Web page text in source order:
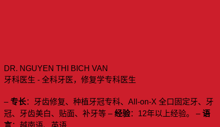
DR. NGUYEN THI BICH VAN
牙科医生 - 全科牙医，修复学专科医生
– 专长：牙齿修复、种植牙冠专科、All-on-X 全口固定牙、牙
冠、牙齿美白、贴面、补牙等 – 经验：12年以上经验。 – 语
言：越南语、英语